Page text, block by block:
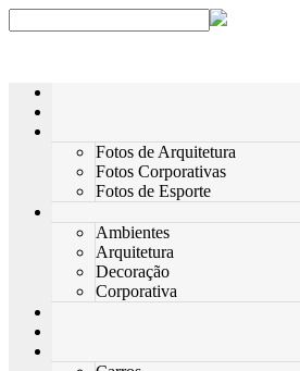
Fotos de Arquitetura
Fotos Corporativas
Fotos de Esporte
Ambientes
Arquitetura
Decoração
Corporativa